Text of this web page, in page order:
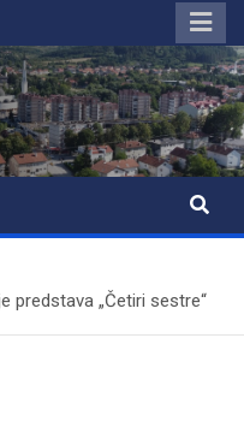
predstava „Četiri sestre“